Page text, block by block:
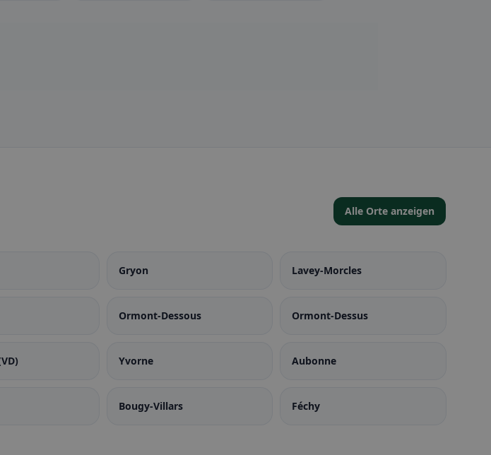
Alle Orte anzeigen
Gryon Lavey-Morcles
Ormont-Dessous Ormont-Dessus
Yvorne Aubonne
Bougy-Villars Féchy